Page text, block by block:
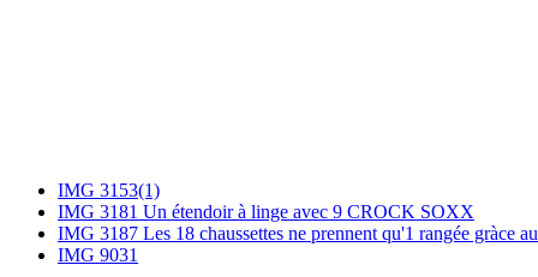
IMG 3153(1)
IMG 3181 Un étendoir à linge avec 9 CROCK SOXX
IMG 3187 Les 18 chaussettes ne prennent qu'1 rangée gràce
IMG 9031